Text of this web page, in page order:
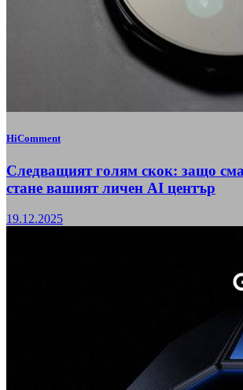
HiComment
Следващият голям скок: защо
стане вашият личен AI център
19.12.2025